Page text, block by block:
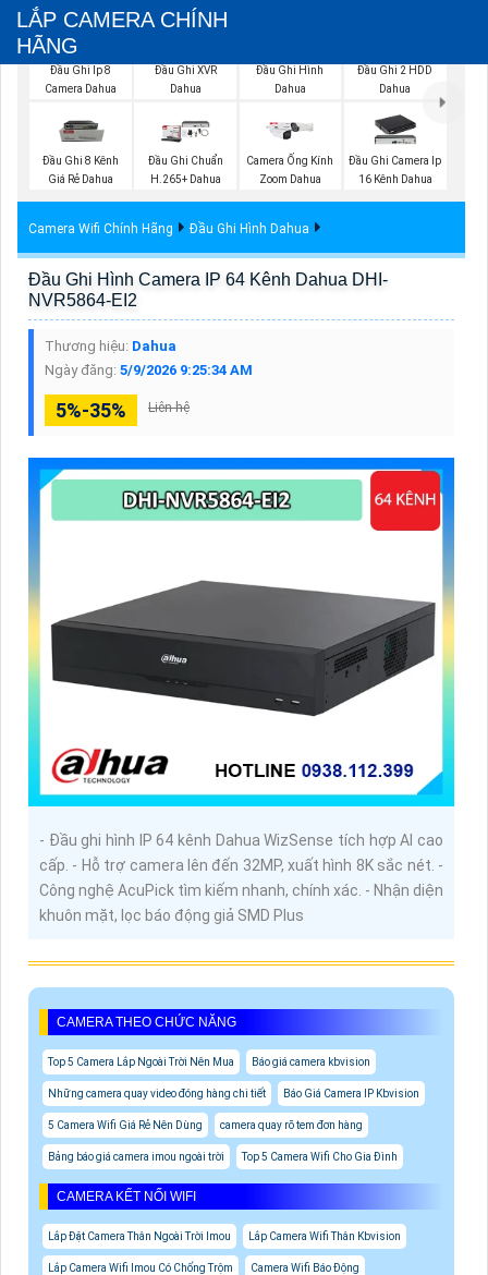
LẮP CAMERA CHÍNH
HÃNG
Đầu Ghi Ip 8
Camera Dahua
Đầu Ghi XVR
Dahua
Đầu Ghi Hình
Dahua
Đầu Ghi 2 HDD
Dahua
Đầu Ghi 8 Kênh
Giá Rẻ Dahua
Đầu Ghi Chuẩn
H.265+ Dahua
Camera Ống Kính
Zoom Dahua
Đầu Ghi Camera Ip
16 Kênh Dahua
Camera Wifi Chính Hãng Đầu Ghi Hình Dahua
Đầu Ghi Hình Camera IP 64 Kênh Dahua DHI-
NVR5864-EI2
Thương hiệu: Dahua
Ngày đăng: 5/9/2026 9:25:34 AM
5%-35% Liên hệ
- Đầu ghi hình IP 64 kênh Dahua WizSense tích hợp AI cao
cấp. - Hỗ trợ camera lên đến 32MP, xuất hình 8K sắc nét. -
Công nghệ AcuPick tìm kiếm nhanh, chính xác. - Nhận diện
khuôn mặt, lọc báo động giả SMD Plus
CAMERA THEO CHỨC NĂNG
Top 5 Camera Lắp Ngoài Trời Nên Mua Báo giá camera kbvision
Những camera quay video đóng hàng chi tiết Báo Giá Camera IP Kbvision
5 Camera Wifi Giá Rẻ Nên Dùng camera quay rõ tem đơn hàng
Bảng báo giá camera imou ngoài trời Top 5 Camera Wifi Cho Gia Đình
CAMERA KẾT NỐI WIFI
Lắp Đặt Camera Thân Ngoài Trời Imou Lắp Camera Wifi Thân Kbvision
Lắp Camera Wifi Imou Có Chống Trộm Camera Wifi Báo Động